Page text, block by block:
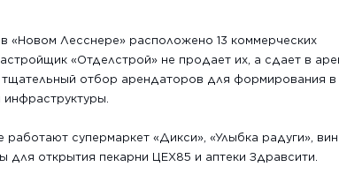
«Новом Лесснере» расположено 13 коммерческих
«Отделстрой» не продает их, а сдает в
тщательный отбор арендаторов для формирования
супермаркет «Дикси», «Улыбка радуги»,
для открытия пекарни ЦЕХ85 и аптеки Здравсити.